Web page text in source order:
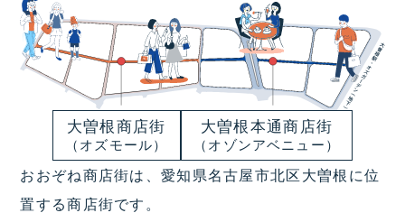
おおぞね商店街は、愛知県名古屋市北区大曽根に位
置する商店街です。
大曽根商店街
（オズモール）
大曽根本通商店街
（オゾンアベニュー）